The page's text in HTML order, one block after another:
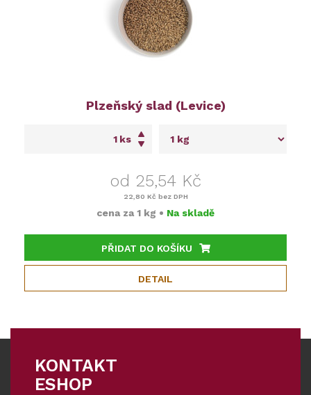
Plzeňský slad (Levice)
ks
od 25,54 Kč
22,80 Kč bez DPH
cena za 1 kg • Na skladě
PŘIDAT DO KOŠÍKU
DETAIL
KONTAKT
ESHOP